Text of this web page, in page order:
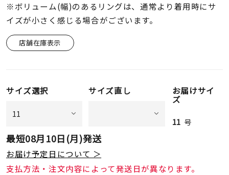
価格
在庫
※ボリューム(幅)のあるリングは、通常より着用時にサ
イズが小さく感じる場合がございます。
店舗在庫表示
サイズ選択 サイズ直し お届けサイ
ズ
11 号
最短08月10日(月)発送
お届け予定日について ＞
支払方法・注文内容によって発送日が異なります。